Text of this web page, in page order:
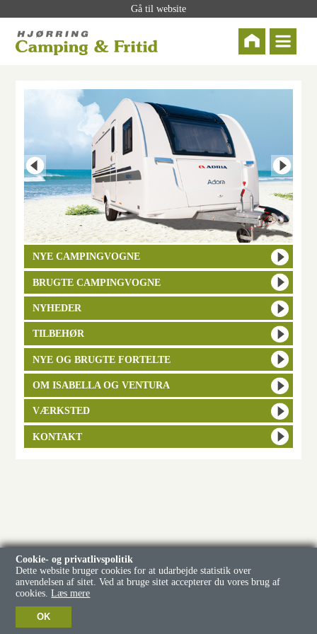
Gå til website
NYE CAMPINGVOGNE
BRUGTE CAMPINGVOGNE
NYHEDER
TILBEHØR
NYE OG BRUGTE FORTELTE
OM ISABELLA OG VENTURA
VÆRKSTED
KONTAKT
Cookie- og privatlivspolitik
Dette website bruger cookies for at udarbejde statistik over
anvendelsen af sitet. Ved at bruge sitet accepterer du vores brug af
cookies. Læs mere